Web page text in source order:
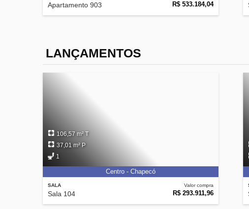
Apartamento 903 R$ 533.184,04
LANÇAMENTOS
SALA
Sala 104
Valor compra
R$ 293.911,96
106,57 m² T
37,01 m² P
1
Centro - Chapecó